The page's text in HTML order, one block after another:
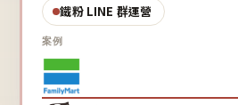
鐵粉 LINE 群運營
案例